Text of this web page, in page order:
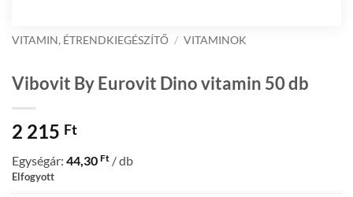
VITAMIN, ÉTRENDKIEGÉSZÍTŐ / VITAMINOK
Vibovit By Eurovit Dino vitamin 50 db
2 215 Ft
Egységár: 44,30 Ft / db
Elfogyott